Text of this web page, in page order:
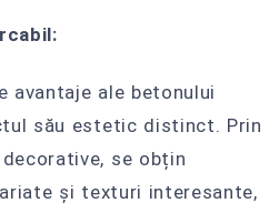
avantaje ale betonului
său estetic distinct. Prin
se obțin
și texturi interesante,